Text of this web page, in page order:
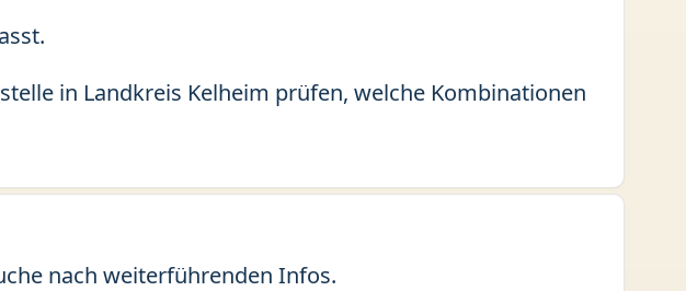
in Landkreis Kelheim prüfen, welche Kombinationen
nach weiterführenden Infos.